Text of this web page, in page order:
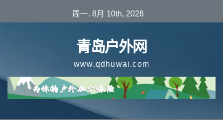
至
周一. 8月 10th, 2026
青岛户外网
www.qdhuwai.com